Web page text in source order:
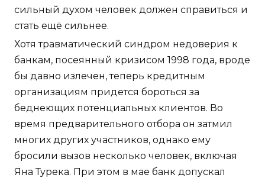
сильный духом человек должен справиться и
стать ещё сильнее.
Хотя травматический синдром недоверия к
банкам, посеянный кризисом 1998 года, вроде
бы давно излечен, теперь кредитным
организациям придется бороться за
беднеющих потенциальных клиентов. Во
время предварительного отбора он затмил
многих других участников, однако ему
бросили вызов несколько человек, включая
Яна Турека. При этом в мае банк допускал